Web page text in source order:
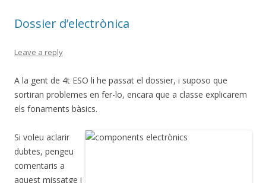
k
Dossier d’electrònica
Leave a reply
A la gent de 4t ESO li he passat el dossier, i suposo que
sortiran problemes en fer-lo, encara que a classe explicarem
els fonaments bàsics.
Si voleu aclarir
dubtes, pengeu
comentaris a
aquest missatge i